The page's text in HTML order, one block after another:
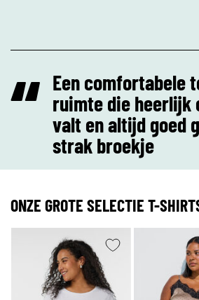
“ Een comfortabele
ruimte die heerlijk
valt en altijd goed
strak broekje
ONZE GROTE SELECTIE T-